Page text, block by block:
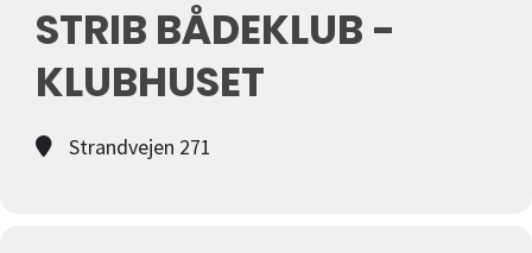
STRIB BÅDEKLUB -
KLUBHUSET
Strandvejen 271